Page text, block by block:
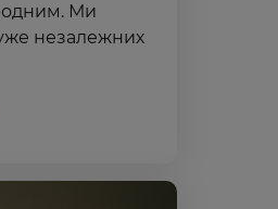
Ми
незалежних